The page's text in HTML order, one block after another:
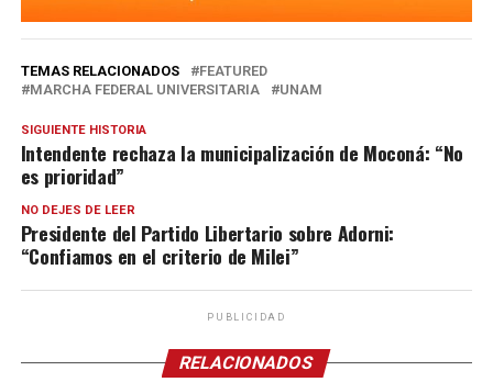
TEMAS RELACIONADOS
FEATURED
MARCHA FEDERAL UNIVERSITARIA
UNAM
SIGUIENTE HISTORIA
Intendente rechaza la municipalización de Moconá: “No
es prioridad”
NO DEJES DE LEER
Presidente del Partido Libertario sobre Adorni:
“Confiamos en el criterio de Milei”
PUBLICIDAD
RELACIONADOS